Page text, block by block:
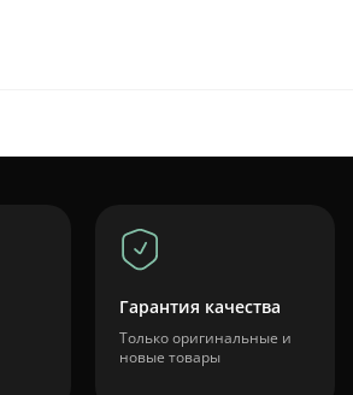
Гарантия качества
Только оригинальные и
новые товары